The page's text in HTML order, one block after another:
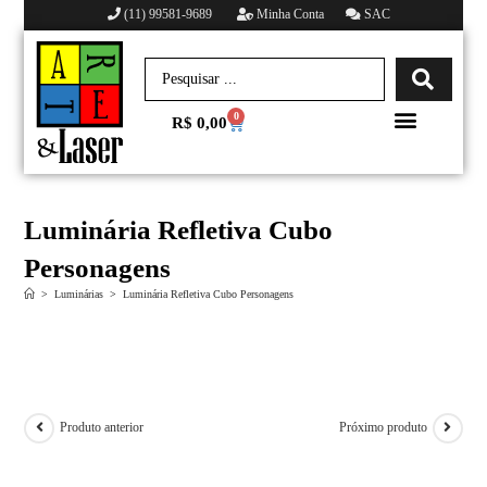
(11) 99581-9689 Minha Conta SAC
R$ 0,00 0
Luminária Refletiva Cubo
Personagens
> Luminárias > Luminária Refletiva Cubo Personagens
Produto anterior Próximo produto